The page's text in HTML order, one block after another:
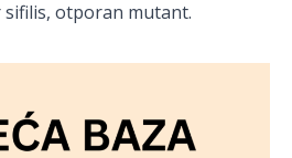
sifilis, otporan mutant.